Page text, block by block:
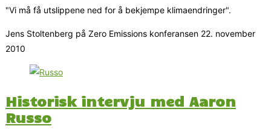
"Vi må få utslippene ned for å bekjempe klimaendringer".
Jens Stoltenberg på Zero Emissions konferansen 22. november
2010
Historisk intervju med Aaron
Russo